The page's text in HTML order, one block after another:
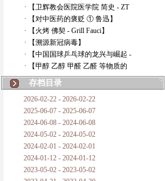
· 【卫辉教会医院医学院 简史 - ZT
· 【对中医药的褒贬 ① 鲁迅】
· 【火烤 佛契 - Grill Fauci】
· 【溯源新冠病毒】
· 【中国国球乒乓球的龙兴与崛起 -
· 【甲醇 乙醇 甲醛 乙醛 等物质的
存档目录
2026-02-22 - 2026-02-22
2025-06-07 - 2025-06-07
2024-06-08 - 2024-06-08
2024-05-02 - 2024-05-02
2024-02-01 - 2024-02-01
2024-01-12 - 2024-01-12
2023-05-02 - 2023-05-02